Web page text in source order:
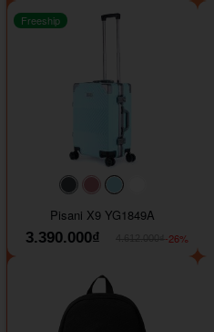
#40454a#b76e79
#9ad8e7
Freeship
Pisani X9 YG1849A
3.390.000₫
-26%